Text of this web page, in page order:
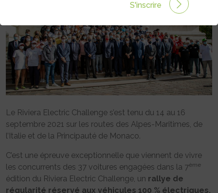
Le Riviera Electric Challenge s’est tenu du 14 au 16
septembre 2021 sur les routes des Alpes-Maritimes, de
l’Italie et de la Principauté de Monaco.
C’est une épreuve exceptionnelle que viennent de vivre
les concurrents des 37 voitures engagées dans la 7ème
édition du Riviera Electric Challenge, un rallye de
régularité réservé aux véhicules 100 % électriques.
S'inscrire